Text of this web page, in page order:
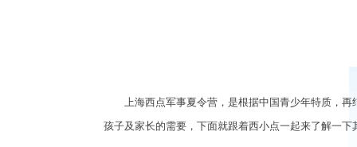
上海西点军事夏令营，是根据中国青少年特质，再
孩子及家长的需要，下面就跟着西小点一起来了解一下